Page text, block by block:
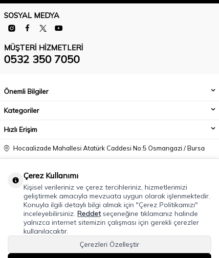
SOSYAL MEDYA
MÜŞTERI HIZMETLERI
0532 350 7050
Önemli Bilgiler
Kategoriler
Hızlı Erişim
Hocaalizade Mahallesi Atatürk Caddesi No:5 Osmangazi / Bursa
info@modacadiri.com
Çerez Kullanımı
Kişisel verileriniz ve çerez tercihleriniz, hizmetlerimizi
geliştirmek amacıyla mevzuata uygun olarak işlenmektedir.
Konuyla ilgili detaylı bilgi almak için "Çerez Politikamızı"
inceleyebilirsiniz. Reddetseçeneğine tıklamanız halinde
yalnızca internet sitemizin çalışması için gerekli çerezler
kullanılacaktır.
Çerezleri Özelleştir